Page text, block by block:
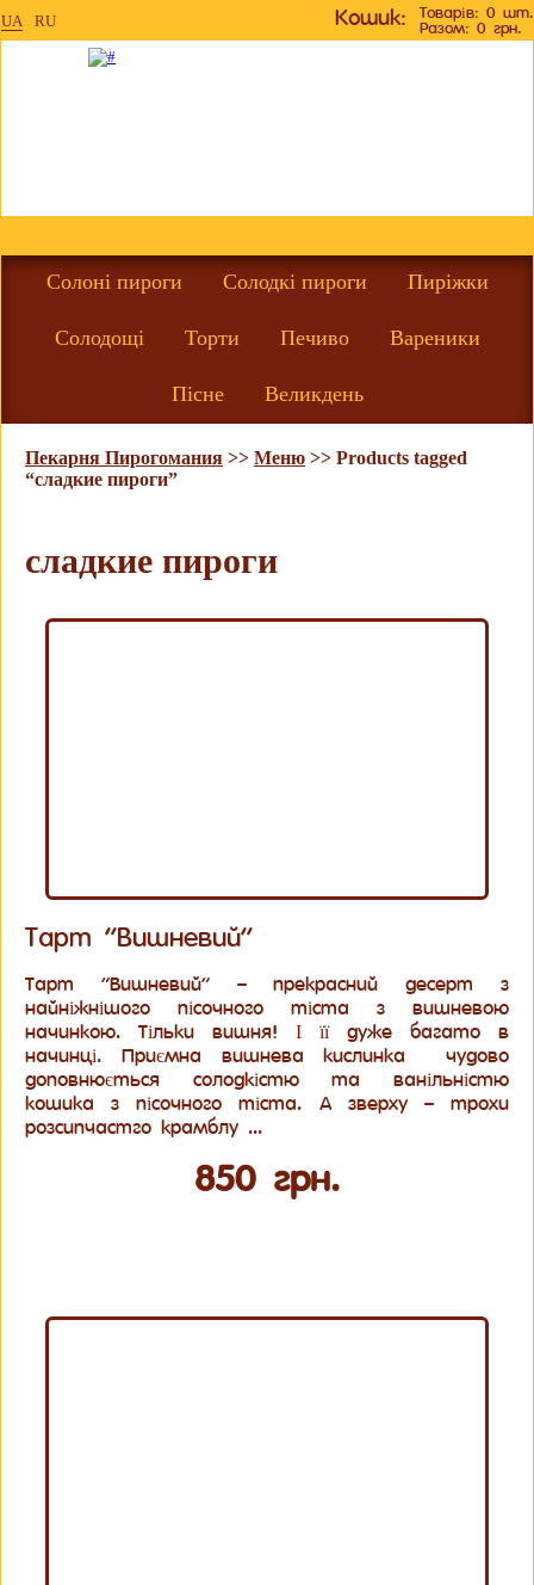
UA RU Кошик:
Товарів: 0 шт.
Разом: 0 грн.
Солоні пироги Солодкі пироги Пиріжки
Солодощі Торти Печиво Вареники
Пісне Великдень
Пекарня Пирогомания >> Меню >> Products tagged
“сладкие пироги”
сладкие пироги
Тарт “Вишневий”
Тарт “Вишневий” – прекрасний десерт з
найніжнішого пісочного тіста з вишневою
начинкою. Тільки вишня! І її дуже багато в
начинці. Приємна вишнева кислинка чудово
доповнюється солодкістю та ванільністю
кошика з пісочного тіста. А зверху – трохи
розсипчастго крамблу ...
850 грн.